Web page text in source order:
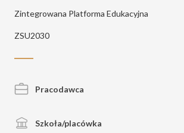
Zintegrowana Platforma Edukacyjna
ZSU2030
Pracodawca
Szkoła/placówka